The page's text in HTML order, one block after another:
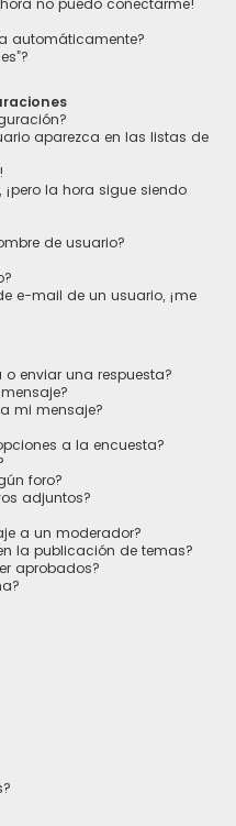
no puedo conectarme!
automáticamente?
aparezca en las listas de
la hora sigue siendo
de usuario?
e-mail de un usuario, ¡me
enviar una respuesta?
mi mensaje?
a la encuesta?
foro?
adjuntos?
a un moderador?
la publicación de temas?
aprobados?